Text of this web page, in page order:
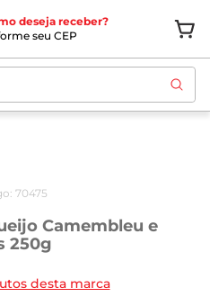
deseja receber?
seu CEP
: 70475
Camembleu e
250g
desta marca